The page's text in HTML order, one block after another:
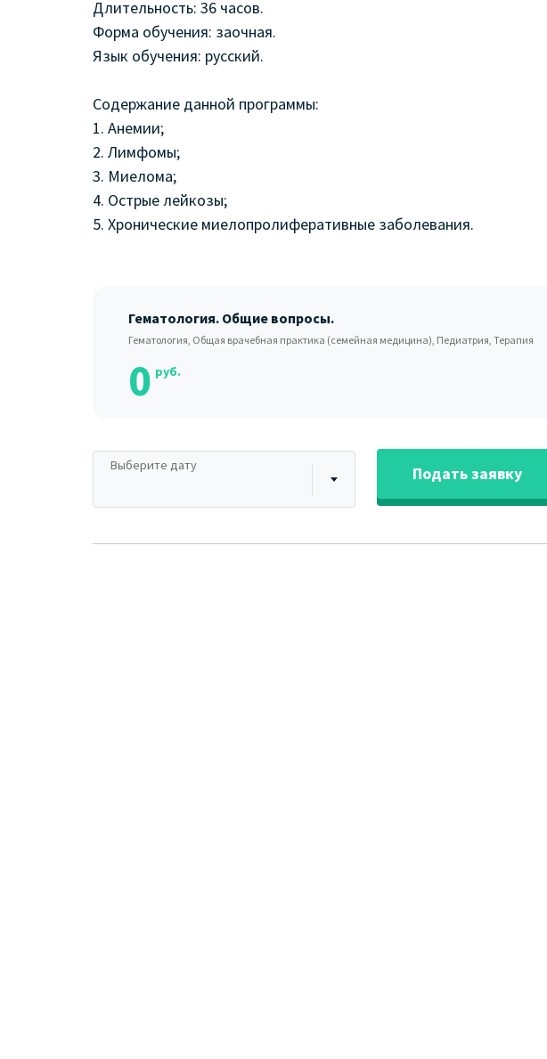
Длительность: 36 часов.
Форма обучения: заочная.
Язык обучения: русский.
Содержание данной программы:
1. Анемии;
2. Лимфомы;
3. Миелома;
4. Острые лейкозы;
5. Хронические миелопролиферативные заболевания.
Гематология. Общие вопросы.
Гематология, Общая врачебная практика (семейная медицина), Педиатрия, Терапия
0 руб.
Выберите дату Подать заявку